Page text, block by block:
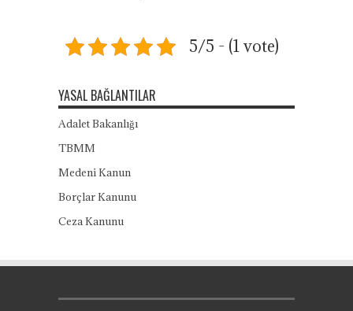
5/5 - (1 vote)
YASAL BAĞLANTILAR
Adalet Bakanlığı
TBMM
Medeni Kanun
Borçlar Kanunu
Ceza Kanunu